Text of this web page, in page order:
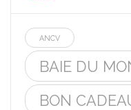
ANCV
BAIE DU
BON